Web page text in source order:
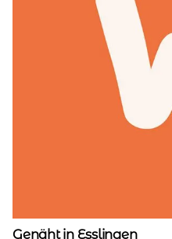
Genäht in Esslingen